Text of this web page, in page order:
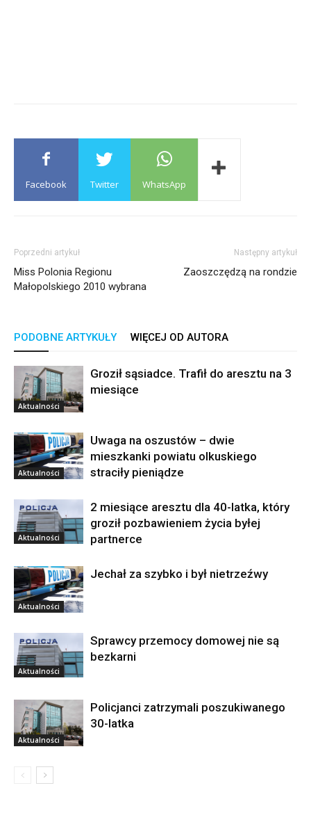
Facebook Twitter WhatsApp
Poprzedni artykuł
Miss Polonia Regionu
Małopolskiego 2010 wybrana
Następny artykuł
Zaoszczędzą na rondzie
PODOBNE ARTYKUŁY WIĘCEJ OD AUTORA
Aktualności
Groził sąsiadce. Trafił do aresztu na 3
miesiące
Aktualności
Uwaga na oszustów – dwie
mieszkanki powiatu olkuskiego
straciły pieniądze
Aktualności
2 miesiące aresztu dla 40-latka, który
groził pozbawieniem życia byłej
partnerce
Aktualności
Jechał za szybko i był nietrzeźwy
Aktualności
Sprawcy przemocy domowej nie są
bezkarni
Aktualności
Policjanci zatrzymali poszukiwanego
30-latka